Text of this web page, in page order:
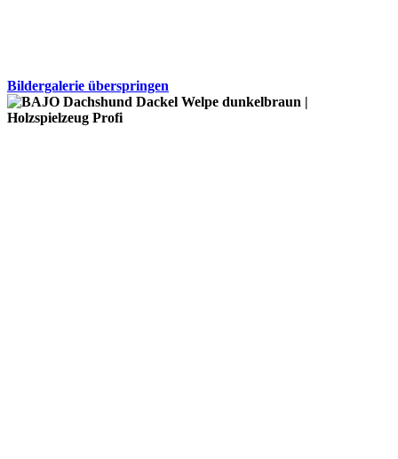
Bildergalerie überspringen